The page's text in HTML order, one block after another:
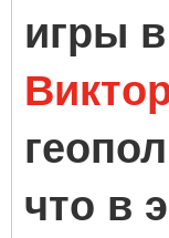
игры
что в